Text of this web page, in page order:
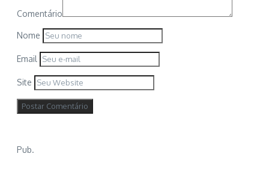
Comentário
Nome
Email
Site
Pub.